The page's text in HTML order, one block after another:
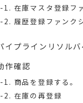
1. 在庫マスタ登録フ
2. 履歴登録ファンク
イプラインリソル
作確認
1. 商品を登録する。
2. 在庫の再登録